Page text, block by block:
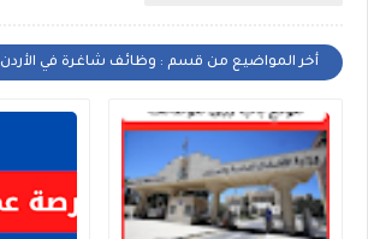
أخر المواضيع من قسم : وظائف شاغرة في الأردن